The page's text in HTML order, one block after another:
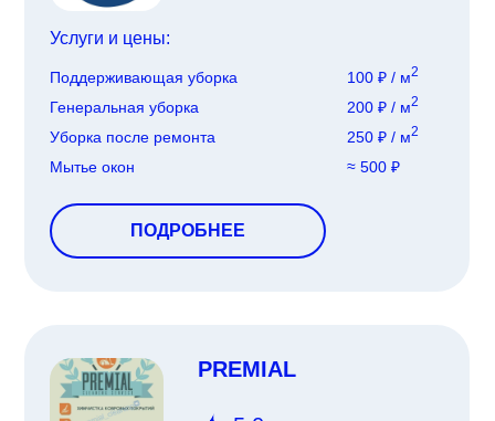
Услуги и цены:
Поддерживающая уборка
Генеральная уборка
Уборка после ремонта
Мытье окон
100 ₽ / м2
200 ₽ / м2
250 ₽ / м2
≈ 500 ₽
ПОДРОБНЕЕ
PREMIAL